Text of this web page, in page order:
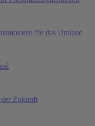
für das Umland
Zukunft